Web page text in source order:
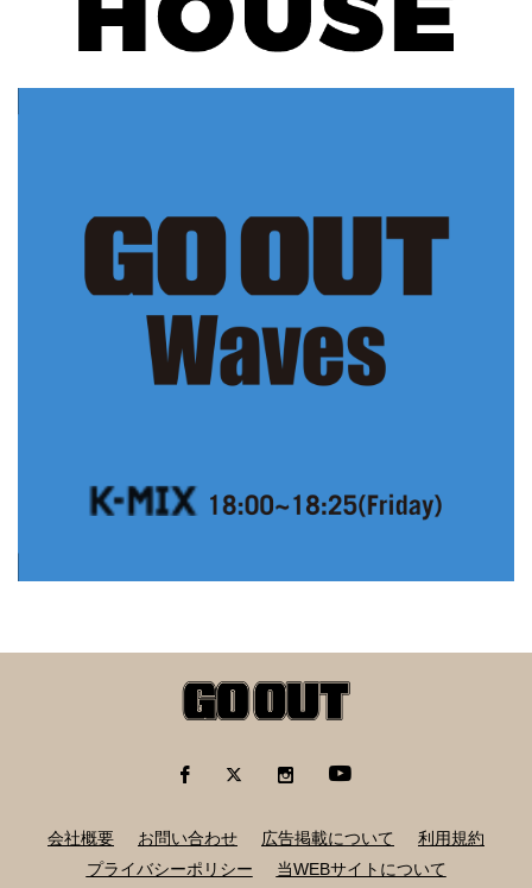
会社概要 お問い合わせ 広告掲載について
利用規約
プライバシーポリシー
当WEBサイトについて